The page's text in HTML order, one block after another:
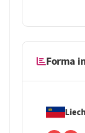
Forma